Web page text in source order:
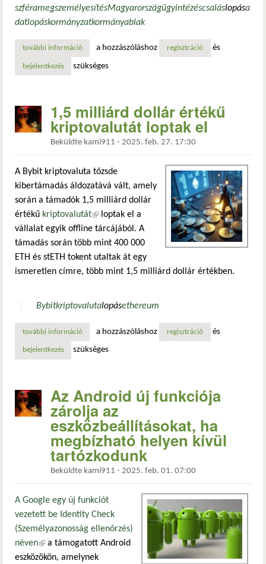
szféramegszemélyesítésMagyarországügyintézéscsaláslopása
datlopáskormányzatkormányablak
további információkifosztva a rendszer résein át – h. anita esete és az állami
a hozzászóláshoz regisztráció és
bejelentkezés szükséges
1,5 milliárd dollár értékű
kriptovalutát loptak el
Beküldte kami911 - 2025. feb. 27. 17:30
A Bybit kriptovaluta tőzsde
kibertámadás áldozatává vált, amely
során a támadók 1,5 milliárd dollár
értékű kriptovalutát(külső hivatkozás)
loptak el a
vállalat egyik offline tárcájából. A
támadás során több mint 400 000
ETH és stETH tokent utaltak át egy
ismeretlen címre, több mint 1,5 milliárd dollár értékben.
Bybitkriptovalutalopásethereum
további információ1,5 milliárd dollár értékű kriptovalutát loptak el
a hozzászóláshoz regisztráció és
bejelentkezés szükséges
Az Android új funkciója
zárolja az
eszközbeállításokat, ha
megbízható helyen kívül
tartózkodunk
Beküldte kami911 - 2025. feb. 01. 07:00
A Google egy új funkciót
vezetett be Identity Check
(Személyazonosság ellenőrzés)
néven(külső hivatkozás)
a támogatott Android
eszközökön, amelynek